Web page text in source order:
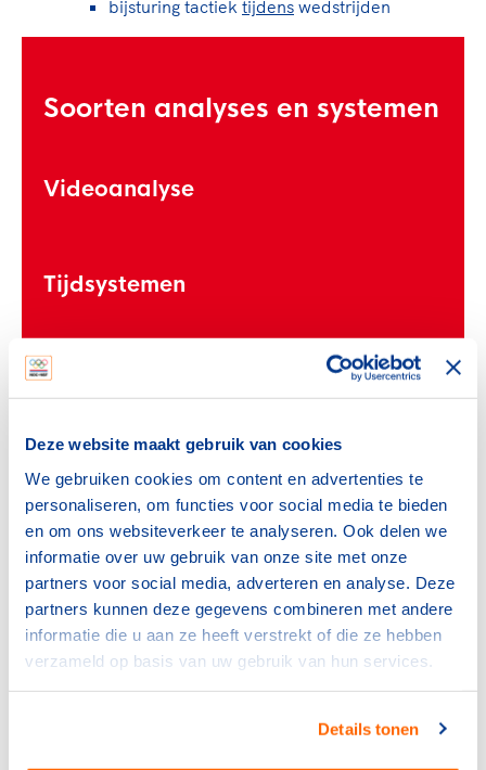
Deze website maakt gebruik van cookies
We gebruiken cookies om content en advertenties te
personaliseren, om functies voor social media te bieden
en om ons websiteverkeer te analyseren. Ook delen we
informatie over uw gebruik van onze site met onze
partners voor social media, adverteren en analyse. Deze
partners kunnen deze gegevens combineren met andere
informatie die u aan ze heeft verstrekt of die ze hebben
verzameld op basis van uw gebruik van hun services.
Details tonen
bijsturing tactiek tijdens wedstrijden
Soorten analyses en systemen
Videoanalyse
Tijdsystemen
GPS systemen
Kracht- en vermogenmeters
Fysiologische monitoring